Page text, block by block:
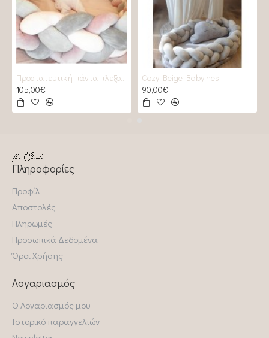
Προστατευτική πάντα πλεξούδα 2 GREYS & 2 Roses
105,00€
Cozy Beige Baby nest
90,00€
Πληροφορίες
Προφίλ
Αποστολές
Πληρωμές
Προσωπικά Δεδομένα
Όροι Χρήσης
Λογαριασμός
Ο Λογαριασμός μου
Ιστορικό παραγγελιών